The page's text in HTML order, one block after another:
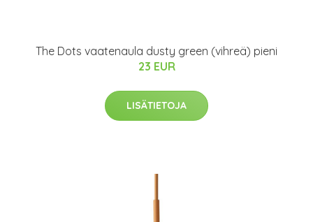
The Dots vaatenaula dusty green (vihreä) pieni
23 EUR
LISÄTIETOJA